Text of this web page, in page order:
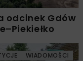
odcinek Gdów
WIADOMOŚCI